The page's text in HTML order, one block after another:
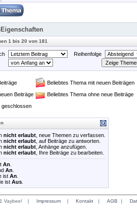
1 bis 20 von 181
Reihenfolge
Beliebtes Thema mit neuen Beiträgen
Beiträge
Beliebtes Thema ohne neue Beiträge
geschlossen
nicht erlaubt , neue Themen zu verfassen.
nicht erlaubt , auf Beiträge zu antworten.
nicht erlaubt , Anhänge anzufügen.
nicht erlaubt , Ihre Beiträge zu bearbeiten.
An
An
ist An
ist Aus
Vaybee! | Impressum | Kontakt | AGB |